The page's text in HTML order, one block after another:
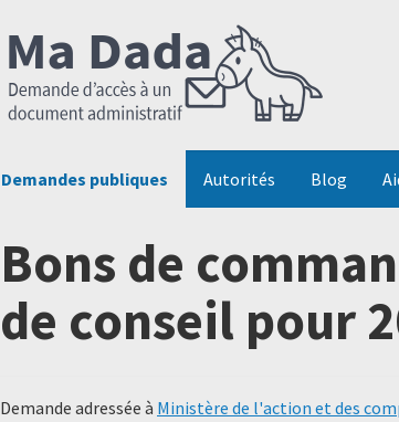
Demandes publiques Autorités Blog
Bons de
de conseil pour
Demande adressée à Ministère de l'action et des